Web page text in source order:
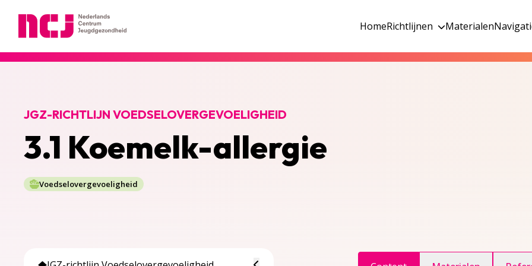
HomeRichtlijnen Materialen
3.1 Koemelk-allergie
JGZ-RICHTLIJN VOEDSELOVERGEVOELIGHEID
Voedselovergevoeligheid